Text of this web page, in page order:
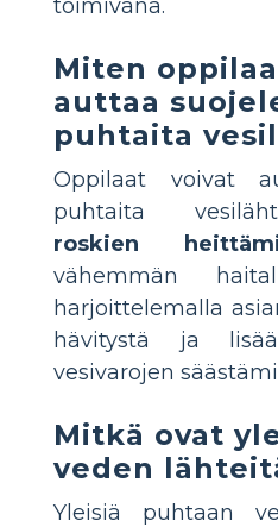
toimivana.
Miten
auttaa
puhtaita
Oppilaat voivat
puhtaita
roskien
vähemmän
harjoittelemalla
hävitystä ja
vesivarojen
Mitkä ovat
veden
Yleisiä puhtaan